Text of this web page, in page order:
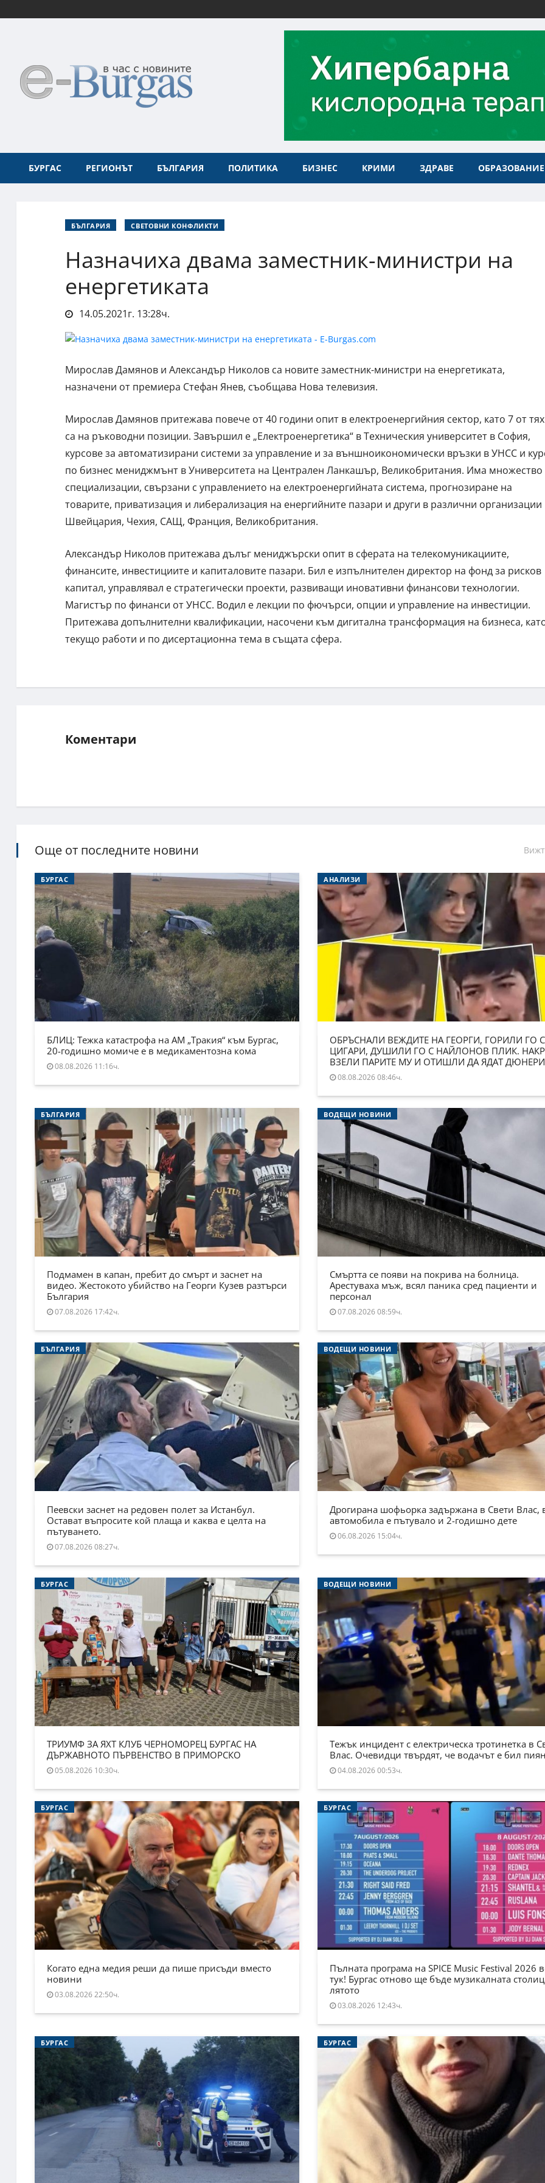
БУРГАС РЕГИОНЪТ БЪЛГАРИЯ ПОЛИТИКА БИЗНЕС КРИМИ ЗДРАВЕ ОБРАЗОВАНИЕ
БЪЛГАРИЯ СВЕТОВНИ КОНФЛИКТИ
Назначиха двама заместник-министри на
енергетиката
14.05.2021г. 13:28ч.
Мирослав Дамянов и Александър Николов са новите заместник-министри на енергетиката,
назначени от премиера Стефан Янев, съобщава Нова телевизия.
Мирослав Дамянов притежава повече от 40 години опит в електроенергийния сектор, като 7 от тях
са на ръководни позиции. Завършил е „Електроенергетика“ в Техническия университет в София,
курсове за автоматизирани системи за управление и за външноикономически връзки в УНСС и
по бизнес мениджмънт в Университета на Централен Ланкашър, Великобритания. Има множество
специализации, свързани с управлението на електроенергийната система, прогнозиране на
товарите, приватизация и либерализация на енергийните пазари и други в различни организации
Швейцария, Чехия, САЩ, Франция, Великобритания.
Александър Николов притежава дълъг мениджърски опит в сферата на телекомуникациите,
финансите, инвестициите и капиталовите пазари. Бил е изпълнителен директор на фонд за рисков
капитал, управлявал е стратегически проекти, развиващи иновативни финансови технологии.
Магистър по финанси от УНСС. Водил е лекции по фючърси, опции и управление на инвестиции.
Притежава допълнителни квалификации, насочени към дигитална трансформация на бизнеса,
текущо работи и по дисертационна тема в същата сфера.
Коментари
Още от последните новини
БУРГАС
БЛИЦ: Тежка катастрофа на АМ „Тракия“ към Бургас,
20-годишно момиче е в медикаментозна кома
08.08.2026 11:16ч.
АНАЛИЗИ
ОБРЪСНАЛИ ВЕЖДИТЕ НА ГЕОРГИ, ГОРИЛИ ГО С
ЦИГАРИ, ДУШИЛИ ГО С НАЙЛОНОВ ПЛИК.
ВЗЕЛИ ПАРИТЕ МУ И ОТИШЛИ ДА ЯДАТ ДЮНЕРИ
08.08.2026 08:46ч.
БЪЛГАРИЯ
Подмамен в капан, пребит до смърт и заснет на
видео. Жестокото убийство на Георги Кузев разтърси
България
07.08.2026 17:42ч.
ВОДЕЩИ НОВИНИ
Смъртта се появи на покрива на болница.
Арестуваха мъж, всял паника сред пациенти и
персонал
07.08.2026 08:59ч.
БЪЛГАРИЯ
Пеевски заснет на редовен полет за Истанбул.
Остават въпросите кой плаща и каква е целта на
пътуването.
07.08.2026 08:27ч.
ВОДЕЩИ НОВИНИ
Дрогирана шофьорка задържана в Свети Влас,
автомобила е пътувало и 2-годишно дете
06.08.2026 15:04ч.
БУРГАС
ТРИУМФ ЗА ЯХТ КЛУБ ЧЕРНОМОРЕЦ БУРГАС НА
ДЪРЖАВНОТО ПЪРВЕНСТВО В ПРИМОРСКО
05.08.2026 10:30ч.
ВОДЕЩИ НОВИНИ
Тежък инцидент с електрическа тротинетка в
Влас. Очевидци твърдят, че водачът е бил
04.08.2026 00:53ч.
БУРГАС
Когато една медия реши да пише присъди вместо
новини
03.08.2026 22:50ч.
БУРГАС
Пълната програма на SPICE Music Festival 2026
тук! Бургас отново ще бъде музикалната
лятото
03.08.2026 12:43ч.
БУРГАС БУРГАС